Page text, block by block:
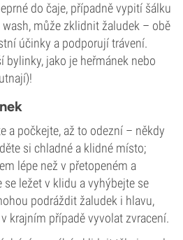
do čaje, případně vypití šálku
může zklidnit žaludek – obě
účinky a podporují trávení.
bylinky, jako je heřmánek nebo
a počkejte, až to odezní – někdy
si chladné a klidné místo;
lépe než v přetopeném a
se ležet v klidu a vyhýbejte se
podráždit žaludek i hlavu,
krajním případě vyvolat zvracení.